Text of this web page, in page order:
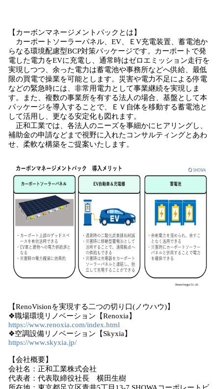
【カーボンマネージメントパックとは】
カーポートソーラーパネル、EV、ＥV充電装置、蓄電池か
らなる環境配慮型BCP対策パッケージです。カーポートで発
電した電力をEVに充電し、通常時はゼロエミッション走行を
実現しつつ、余った電力は蓄電池や事務所などへ供給、最低
限の買電で操業を可能とします。災害や電力不足による停電
などの緊急時には、非常用電力として事業継続を実現しま
す。また、複数の事業所を有する法人の場合、基盤として本
パッケージを導入することで、ＥＶ自体を移動する蓄電池と
して活用し、更なる安定化も図れます。
正和工業では、各法人のニーズを事細かにヒアリングし、
補助金の申請などまで視野に入れたコンサルティングとあわ
せ、柔軟な構築をご提案いたします。
【RenoVisionを実現する二つの切り口(ノウハウ)】
❖職場環境リノベーション【Renoxia】
https://www.renoxia.com/index.html
❖空調設備リノベーション【Skyxia】
https://www.skyxia.jp/
【会社概要】
会社名：正和工業株式会社
代表者：代表取締役社長 横田生樹